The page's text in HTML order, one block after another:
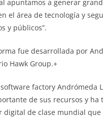
apuntamos a generar
el área de tecnología y
y públicos”.
fue desarrollada por
Hawk Group.+
factory Andrómeda
de sus recursos y ha
digital de clase mundial